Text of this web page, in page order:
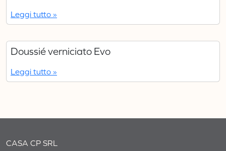
Leggi tutto »
Doussié verniciato Evo
Leggi tutto »
CASA CP SRL